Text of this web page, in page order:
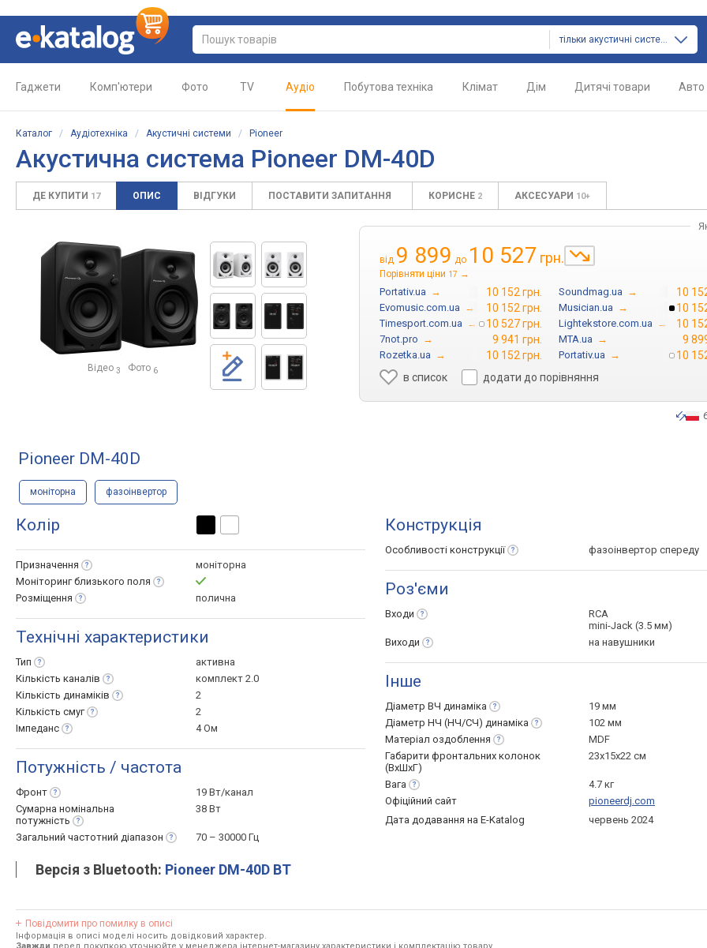
тільки акустичні системи
Гаджети Комп'ютери Фото TV Аудіо Побутова техніка Клімат Дім Дитячі товари Авто
Каталог / Аудіотехніка / Акустичні системи / Pioneer
Акустична система Pioneer DM-40D
ДЕ КУПИТИ 17 ОПИС ВІДГУКИ ПОСТАВИТИ ЗАПИТАННЯ КОРИСНЕ 2 АКСЕСУАРИ 10+
Відео 3 Фото 6
від 9 899 до 10 527 грн.
Порівняти ціни 17 →
Portativ.ua → 10 152 грн. Soundmag.ua → 10
Evomusic.com.ua → 10 152 грн. Musician.ua → 10
Timesport.com.ua → 10 527 грн. Lightekstore.com.ua → 10
7not.pro → 9 941 грн. MTA.ua → 9
Rozetka.ua → 10 152 грн. Portativ.ua →
10
в список
додати до порівняння
Pioneer DM-40D
моніторна фазоінвертор
Колір
Призначення
моніторна
Моніторинг близького поля
Розміщення
полична
Технічні характеристики
Тип
активна
Кількість каналів
комплект 2.0
Кількість динаміків
2
Кількість смуг
2
Імпеданс
4 Ом
Потужність / частота
Фронт
19 Вт/канал
Сумарна номінальна
потужність
38 Вт
Загальний частотний діапазон 70 – 30000 Гц
Конструкція
Особливості конструкції фазоінвертор спереду
Роз'єми
Входи
RCA
mini-Jack (3.5 мм)
Виходи
на навушники
Інше
Діаметр ВЧ динаміка
19 мм
Діаметр НЧ (НЧ/СЧ) динаміка
102 мм
Матеріал оздоблення
MDF
Габарити фронтальних колонок
(ВхШхГ)
23x15x22 см
Вага
4.7 кг
Офіційний сайт
pioneerdj.com
Дата додавання на E-Katalog
червень 2024
Версія з Bluetooth: Pioneer DM-40D BT
Повідомити про помилку в описі
Інформація в описі моделі носить довідковий характер.